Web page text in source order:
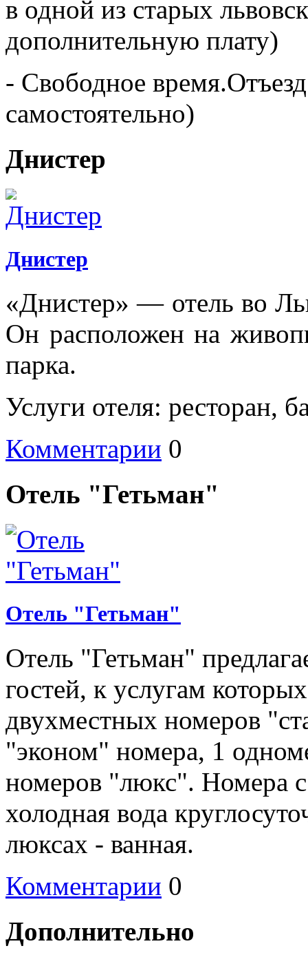
в одной из старых
дополнительную плату)
- Свободное
самостоятельно)
Днистер
Днистер
«Днистер» — отель во
Он расположен на
парка.
Услуги отеля: ресторан,
Комментарии 0
Отель "Гетьман"
Отель "Гетьман"
Отель "Гетьман"
гостей, к услугам
двухместных номеров
"эконом" номера, 1
номеров "люкс". Номера
холодная вода
люксах - ванная.
Комментарии 0
Дополнительно